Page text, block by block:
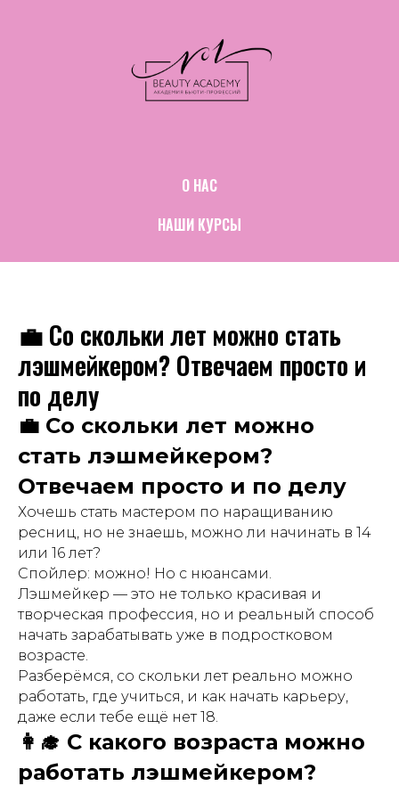
О НАС
НАШИ КУРСЫ
💼 Со скольки лет можно стать
лэшмейкером? Отвечаем просто и
по делу
💼 Со скольки лет можно
стать лэшмейкером?
Отвечаем просто и по делу
Хочешь стать мастером по наращиванию
ресниц, но не знаешь, можно ли начинать в 14
или 16 лет?
Спойлер: можно! Но с нюансами.
Лэшмейкер — это не только красивая и
творческая профессия, но и реальный способ
начать зарабатывать уже в подростковом
возрасте.
Разберёмся, со скольки лет реально можно
работать, где учиться, и как начать карьеру,
даже если тебе ещё нет 18.
👩‍🎓 С какого возраста можно
работать лэшмейкером?